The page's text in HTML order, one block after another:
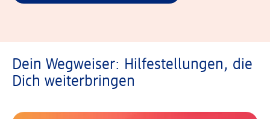
Dein Wegweiser: Hilfestellungen, die
Dich weiterbringen